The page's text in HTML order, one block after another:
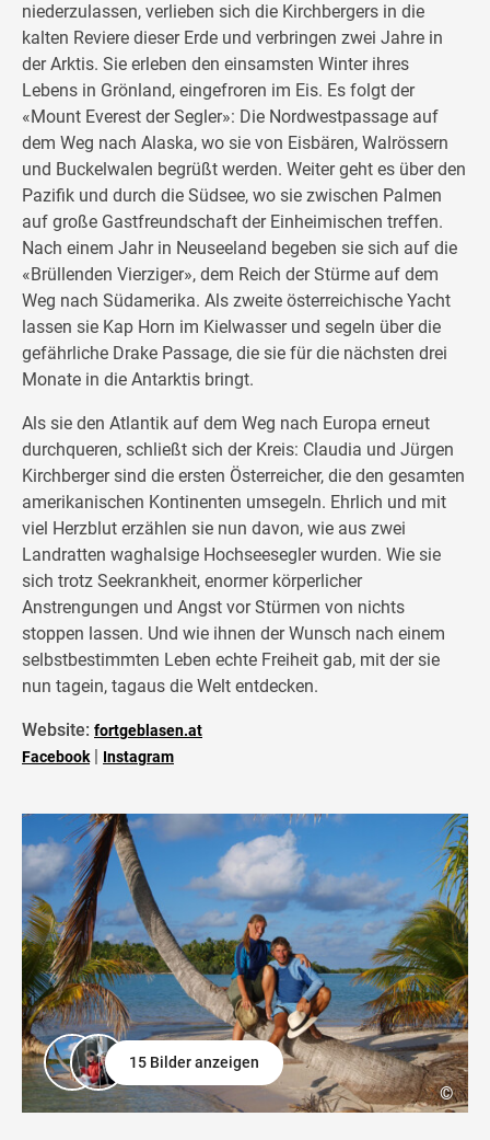
niederzulassen, verlieben sich die Kirchbergers in die
kalten Reviere dieser Erde und verbringen zwei Jahre in
der Arktis. Sie erleben den einsamsten Winter ihres
Lebens in Grönland, eingefroren im Eis. Es folgt der
«Mount Everest der Segler»: Die Nordwestpassage auf
dem Weg nach Alaska, wo sie von Eisbären, Walrössern
und Buckelwalen begrüßt werden. Weiter geht es über den
Pazifik und durch die Südsee, wo sie zwischen Palmen
auf große Gastfreundschaft der Einheimischen treffen.
Nach einem Jahr in Neuseeland begeben sie sich auf die
«Brüllenden Vierziger», dem Reich der Stürme auf dem
Weg nach Südamerika. Als zweite österreichische Yacht
lassen sie Kap Horn im Kielwasser und segeln über die
gefährliche Drake Passage, die sie für die nächsten drei
Monate in die Antarktis bringt.
Als sie den Atlantik auf dem Weg nach Europa erneut
durchqueren, schließt sich der Kreis: Claudia und Jürgen
Kirchberger sind die ersten Österreicher, die den gesamten
amerikanischen Kontinenten umsegeln. Ehrlich und mit
viel Herzblut erzählen sie nun davon, wie aus zwei
Landratten waghalsige Hochseesegler wurden. Wie sie
sich trotz Seekrankheit, enormer körperlicher
Anstrengungen und Angst vor Stürmen von nichts
stoppen lassen. Und wie ihnen der Wunsch nach einem
selbstbestimmten Leben echte Freiheit gab, mit der sie
nun tagein, tagaus die Welt entdecken.
Website: fortgeblasen.at
Facebook| Instagram
©
15 Bilder anzeigen